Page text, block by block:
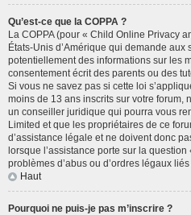
Qu’est-ce que la COPPA ?
La COPPA (pour « Child Online Privacy
États-Unis d’Amérique qui demande aux
potentiellement des informations sur les
consentement écrit des parents ou des
Si vous ne savez pas si cette loi
moins de 13 ans inscrits sur votre forum,
un conseiller juridique qui pourra vous
Limited et que les propriétaires de ce
d’assistance légale et ne doivent donc
lorsque l’assistance porte sur la
problèmes d’abus ou d’ordres légaux
Haut
Pourquoi ne puis-je pas m’inscrire ?